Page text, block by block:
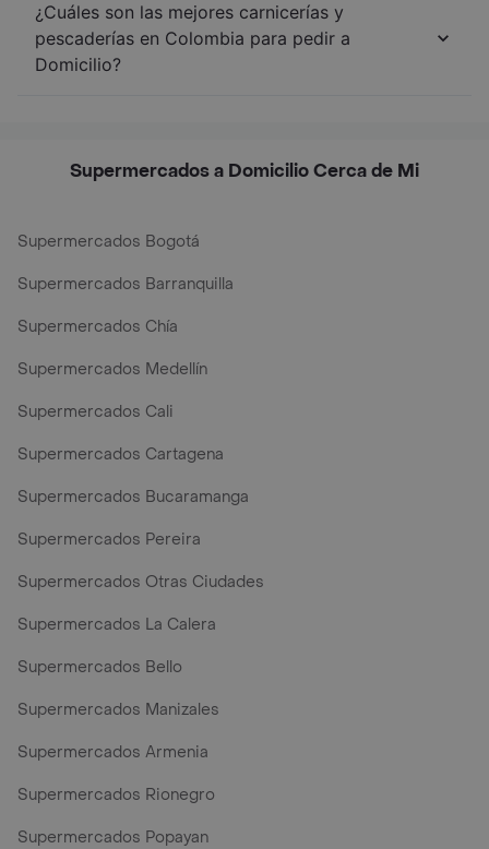
¿Cuáles son las mejores carnicerías y
pescaderías en Colombia para pedir a
Domicilio?
Supermercados a Domicilio Cerca de Mi
Supermercados Bogotá
Supermercados Barranquilla
Supermercados Chía
Supermercados Medellín
Supermercados Cali
Supermercados Cartagena
Supermercados Bucaramanga
Supermercados Pereira
Supermercados Otras Ciudades
Supermercados La Calera
Supermercados Bello
Supermercados Manizales
Supermercados Armenia
Supermercados Rionegro
Supermercados Popayan